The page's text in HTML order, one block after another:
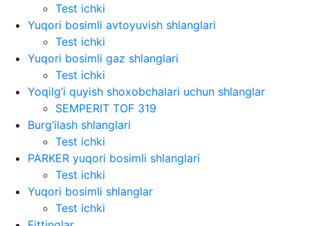
Test ichki
Yuqori bosimli avtoyuvish shlanglari
Test ichki
Yuqori bosimli gaz shlanglari
Test ichki
Yoqilg‘i quyish shoxobchalari uchun shlanglar
SEMPERIT TOF 319
Burg‘ilash shlanglari
Test ichki
PARKER yuqori bosimli shlanglari
Test ichki
Yuqori bosimli shlanglar
Test ichki